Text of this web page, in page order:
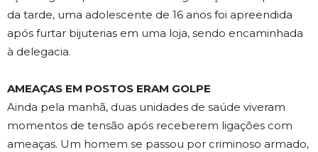
da tarde, uma adolescente de 16 anos foi apreendida
após furtar bijuterias em uma loja, sendo encaminhada
à delegacia.
AMEAÇAS EM POSTOS ERAM GOLPE
Ainda pela manhã, duas unidades de saúde viveram
momentos de tensão após receberem ligações com
ameaças. Um homem se passou por criminoso armado,